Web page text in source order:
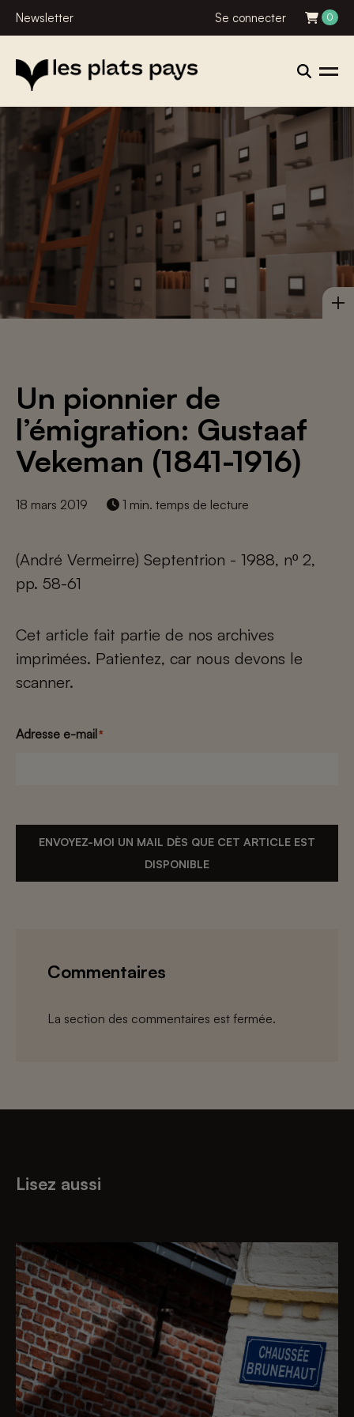
Newsletter Se connecter 0
Un pionnier de
l’émigration: Gustaaf
Vekeman (1841-1916)
18 mars 2019 1 min. temps de lecture
(André Vermeirre) Septentrion - 1988, nº 2,
pp. 58-61
Cet article fait partie de nos archives
imprimées. Patientez, car nous devons le
scanner.
Adresse e-mail*
ENVOYEZ-MOI UN MAIL DÈS QUE CET ARTICLE EST
DISPONIBLE
Commentaires
La section des commentaires est fermée.
Lisez aussi